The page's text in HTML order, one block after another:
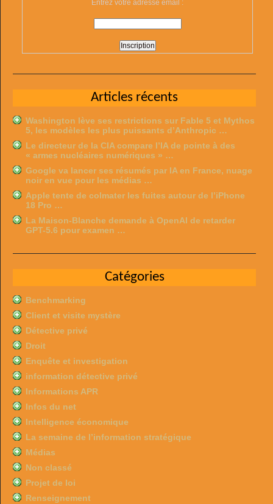
Entrez votre adresse email :
Articles récents
Washington lève ses restrictions sur Fable 5 et Mythos
5, les modèles les plus puissants d’Anthropic …
Le directeur de la CIA compare l’IA de pointe à des
« armes nucléaires numériques » …
Google va lancer ses résumés par IA en France, nuage
noir en vue pour les médias …
Apple tente de colmater les fuites autour de l’iPhone
18 Pro …
La Maison-Blanche demande à OpenAI de retarder
GPT-5.6 pour examen …
Catégories
Benchmarking
Client et visite mystère
Détective privé
Droit
Enquête et investigation
information détective privé
Informations APR
Infos du net
Intelligence économique
La semaine de l’information stratégique
Médias
Non classé
Projet de loi
Renseignement